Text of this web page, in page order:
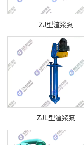
ZJ型渣浆泵
ZJL型渣浆泵